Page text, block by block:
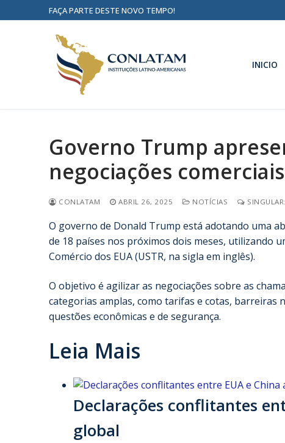
FAÇA PARTE DESTE NOVO TEMPO!
INICIO
Governo Trump
negociações comerciais
CONLATAM ABRIL 26, 2025 NOTÍCIAS
O governo de Donald Trump está adotando uma
de 18 países nos próximos dois meses, utilizando
Comércio dos EUA (USTR, na sigla em inglês).
O objetivo é agilizar as negociações sobre as
categorias amplas, como tarifas e cotas,
questões econômicas e de segurança.
Leia Mais
Declarações conflitantes
global